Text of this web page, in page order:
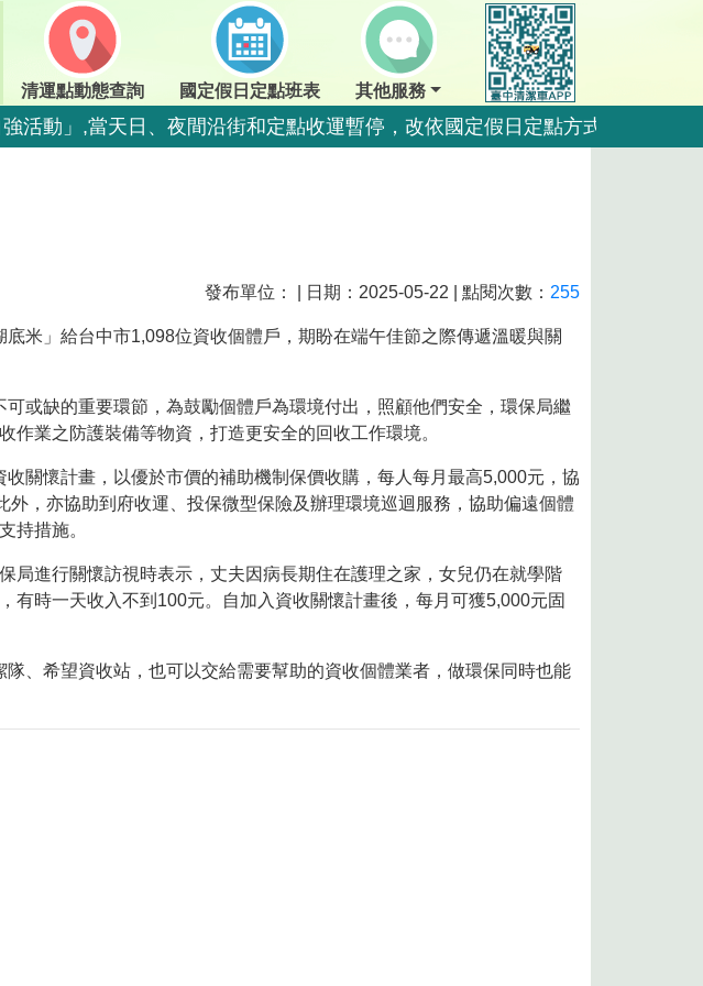
清運點動態查詢 國定假日定點班表 其他服務
動」,當天日、夜間沿街和定點收運暫停，改依國定假日定點方式收運。
活動」,當天定時定點暫停收運，夜間沿街正常收運。
動」,當天日、夜間沿街和定點收運暫停，改依國定假日定點方式收運。
動」,當天日、夜間沿街和定點收運暫停，改依國定假日定點方式收運。
活動」,當天停止收運一日。
活動」,當天停止收運一日。
呼籲民眾一起惜食減量，排出前瀝乾水分做好回收更佳好。
發布單位： | 日期：2025-05-22 | 點閱次數： 255
米」給台中市1,098位資收個體戶，期盼在端午佳節之際傳遞溫暖與關
或缺的重要環節，為鼓勵個體戶為環境付出，照顧他們安全，環保局繼
業之防護裝備等物資，打造更安全的回收工作環境。
關懷計畫，以優於市價的補助機制保價收購，每人每月最高5,000元，協
，亦協助到府收運、投保微型保險及辦理環境巡迴服務，協助偏遠個體
持措施。
進行關懷訪視時表示，丈夫因病長期住在護理之家，女兒仍在就學階
時一天收入不到100元。自加入資收關懷計畫後，每月可獲5,000元固
、希望資收站，也可以交給需要幫助的資收個體業者，做環保同時也能